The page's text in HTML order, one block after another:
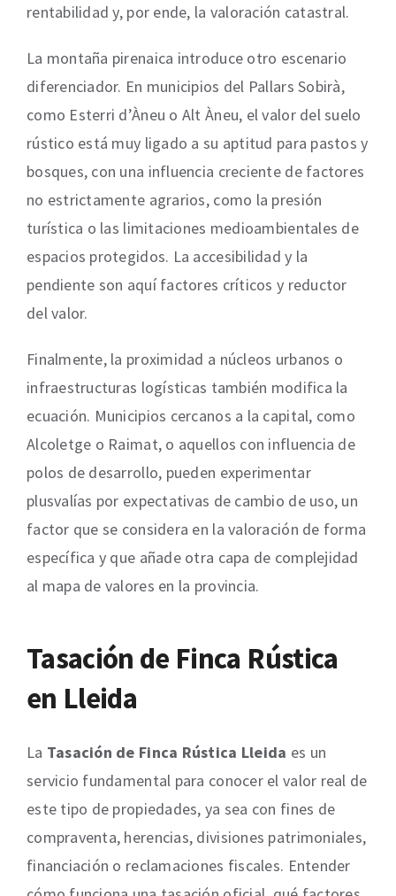
rentabilidad y, por ende, la valoración catastral.
La montaña pirenaica introduce otro escenario
diferenciador. En municipios del Pallars Sobirà,
como Esterri d’Àneu o Alt Àneu, el valor del suelo
rústico está muy ligado a su aptitud para pastos y
bosques, con una influencia creciente de factores
no estrictamente agrarios, como la presión
turística o las limitaciones medioambientales de
espacios protegidos. La accesibilidad y la
pendiente son aquí factores críticos y reductor
del valor.
Finalmente, la proximidad a núcleos urbanos o
infraestructuras logísticas también modifica la
ecuación. Municipios cercanos a la capital, como
Alcoletge o Raimat, o aquellos con influencia de
polos de desarrollo, pueden experimentar
plusvalías por expectativas de cambio de uso, un
factor que se considera en la valoración de forma
específica y que añade otra capa de complejidad
al mapa de valores en la provincia.
Tasación de Finca Rústica
en Lleida
La Tasación de Finca Rústica Lleida es un
servicio fundamental para conocer el valor real de
este tipo de propiedades, ya sea con fines de
compraventa, herencias, divisiones patrimoniales,
financiación o reclamaciones fiscales. Entender